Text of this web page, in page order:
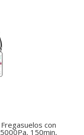
con
150min,